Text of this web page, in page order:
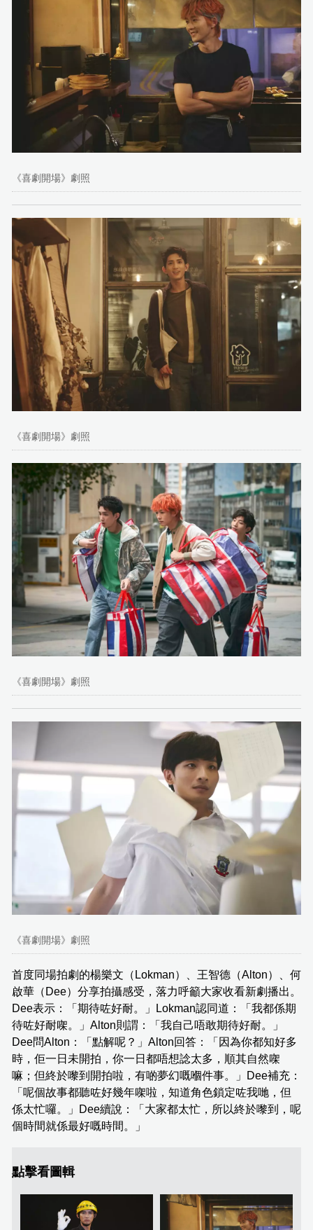
《喜劇開場》劇照
《喜劇開場》劇照
《喜劇開場》劇照
《喜劇開場》劇照
首度同場拍劇的楊樂文（Lokman）、王智德（Alton）、何
啟華（Dee）分享拍攝感受，落力呼籲大家收看新劇播出。
Dee表示：「期待咗好耐。」Lokman認同道：「我都係期
待咗好耐㗎。」Alton則謂：「我自己唔敢期待好耐。」
Dee問Alton：「點解呢？」Alton回答：「因為你都知好多
時，佢一日未開拍，你一日都唔想諗太多，順其自然㗎
嘛；但終於嚟到開拍啦，有啲夢幻嘅嗰件事。」Dee補充：
「呢個故事都聽咗好幾年㗎啦，知道角色鎖定咗我哋，但
係太忙囉。」Dee續說：「大家都太忙，所以終於嚟到，呢
個時間就係最好嘅時間。」
點擊看圖輯